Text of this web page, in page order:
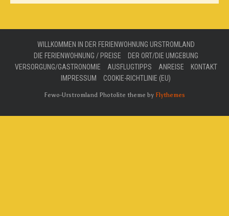
WILLKOMMEN IN DER FERIENWOHNUNG URSTROMLAND
DIE FERIENWOHNUNG / PREISE
DER ORT/DIE UMGEBUNG
VERSORGUNG/GASTRONOMIE
AUSFLUGTIPPS ANREISE
KONTAKT
IMPRESSUM
COOKIE-RICHTLINIE (EU)
Fewo-Urstromland Photolite theme by Flythemes